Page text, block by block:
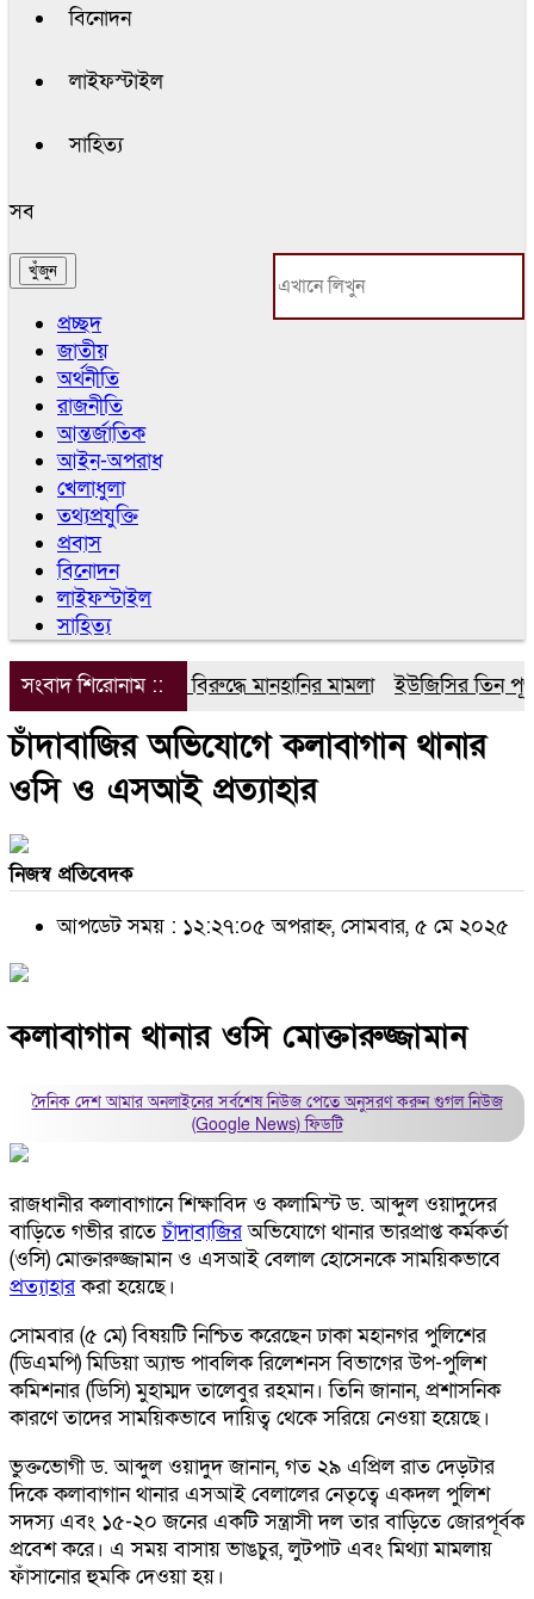
বিনোদন
লাইফস্টাইল
সাহিত্য
সব
প্রচ্ছদ
জাতীয়
অর্থনীতি
রাজনীতি
আন্তর্জাতিক
আইন-অপরাধ
খেলাধুলা
তথ্যপ্রযুক্তি
প্রবাস
বিনোদন
লাইফস্টাইল
সাহিত্য
সংবাদ শিরোনাম ::
ডিপজলের বিরুদ্ধে মানহানির মামলা ইউজিসির তিন
চাঁদাবাজির অভিযোগে কলাবাগান থানার
ওসি ও এসআই প্রত্যাহার
নিজস্ব প্রতিবেদক
আপডেট সময় : ১২:২৭:০৫ অপরাহ্ন, সোমবার, ৫ মে ২০২৫
কলাবাগান থানার ওসি মোক্তারুজ্জামান
দৈনিক দেশ আমার অনলাইনের সর্বশেষ নিউজ পেতে অনুসরণ করুনগুগল নিউজ
(Google News)ফিডটি
রাজধানীর কলাবাগানে শিক্ষাবিদ ও কলামিস্ট ড. আব্দুল ওয়াদুদের
বাড়িতে গভীর রাতেচাঁদাবাজিরঅভিযোগে থানার ভারপ্রাপ্ত কর্মকর্তা
(ওসি) মোক্তারুজ্জামান ও এসআই বেলাল হোসেনকে সাময়িকভাবে
প্রত্যাহারকরা হয়েছে।
সোমবার (৫ মে) বিষয়টি নিশ্চিত করেছেন ঢাকা মহানগর পুলিশের
(ডিএমপি) মিডিয়া অ্যান্ড পাবলিক রিলেশনস বিভাগের উপ-পুলিশ
কমিশনার (ডিসি) মুহাম্মদ তালেবুর রহমান। তিনি জানান, প্রশাসনিক
কারণে তাদের সাময়িকভাবে দায়িত্ব থেকে সরিয়ে নেওয়া হয়েছে।
ভুক্তভোগী ড. আব্দুল ওয়াদুদ জানান, গত ২৯ এপ্রিল রাত দেড়টার
দিকে কলাবাগান থানার এসআই বেলালের নেতৃত্বে একদল পুলিশ
সদস্য এবং ১৫-২০ জনের একটি সন্ত্রাসী দল তার বাড়িতে জোরপূর্বক
প্রবেশ করে। এ সময় বাসায় ভাঙচুর, লুটপাট এবং মিথ্যা মামলায়
ফাঁসানোর হুমকি দেওয়া হয়।